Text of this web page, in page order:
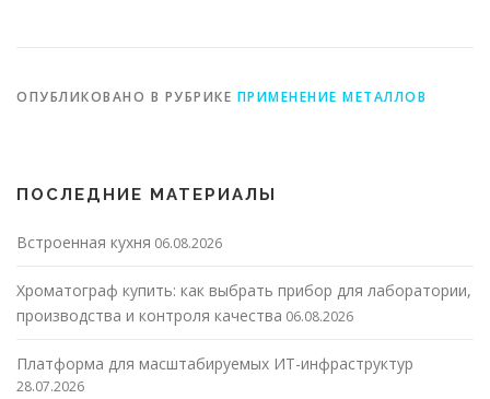
ОПУБЛИКОВАНО В РУБРИКЕ ПРИМЕНЕНИЕ МЕТАЛЛОВ
ПОСЛЕДНИЕ МАТЕРИАЛЫ
Встроенная кухня 06.08.2026
Хроматограф купить: как выбрать прибор для лаборатории,
производства и контроля качества 06.08.2026
Платформа для масштабируемых ИТ-инфраструктур
28.07.2026